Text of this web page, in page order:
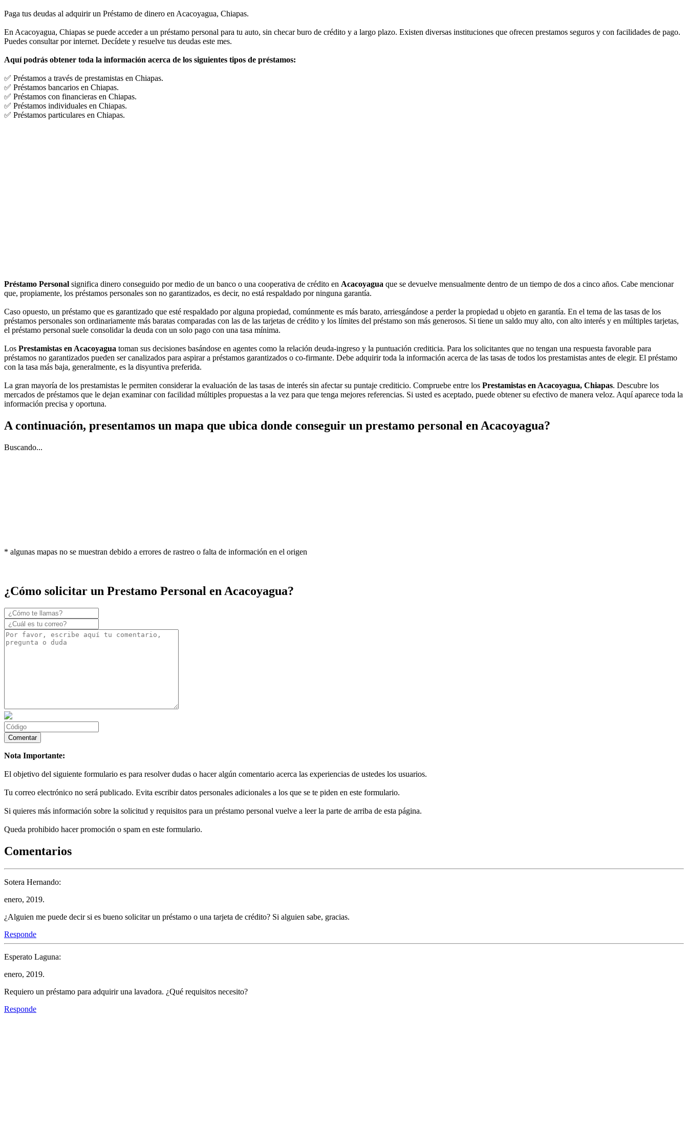
Paga tus deudas al adquirir un Préstamo de dinero en Acacoyagua, Chiapas.
En Acacoyagua, Chiapas se puede acceder a un préstamo personal para tu auto, sin checar buro de crédito y a largo plazo. Existen diversas instituciones que ofrecen prestamos seguros y con facilidades de pago.
Puedes consultar por internet. Decídete y resuelve tus deudas este mes.
Aquí podrás obtener toda la información acerca de los siguientes tipos de préstamos:
✅ Préstamos a través de prestamistas en Chiapas.
✅ Préstamos bancarios en Chiapas.
✅ Préstamos con financieras en Chiapas.
✅ Préstamos individuales en Chiapas.
✅ Préstamos particulares en Chiapas.
Préstamo Personal significa dinero conseguido por medio de un banco o una cooperativa de crédito en Acacoyagua que se devuelve mensualmente dentro de un tiempo de dos a cinco años. Cabe mencionar
que, propiamente, los préstamos personales son no garantizados, es decir, no está respaldado por ninguna garantía.
Caso opuesto, un préstamo que es garantizado que esté respaldado por alguna propiedad, comúnmente es más barato, arriesgándose a perder la propiedad u objeto en garantía. En el tema de las tasas de los
préstamos personales son ordinariamente más baratas comparadas con las de las tarjetas de crédito y los límites del préstamo son más generosos. Si tiene un saldo muy alto, con alto interés y en múltiples tarjetas,
el préstamo personal suele consolidar la deuda con un solo pago con una tasa mínima.
Los Prestamistas en Acacoyagua toman sus decisiones basándose en agentes como la relación deuda-ingreso y la puntuación crediticia. Para los solicitantes que no tengan una respuesta favorable para
préstamos no garantizados pueden ser canalizados para aspirar a préstamos garantizados o co-firmante. Debe adquirir toda la información acerca de las tasas de todos los prestamistas antes de elegir. El préstamo
con la tasa más baja, generalmente, es la disyuntiva preferida.
La gran mayoría de los prestamistas le permiten considerar la evaluación de las tasas de interés sin afectar su puntaje crediticio. Compruebe entre los Prestamistas en Acacoyagua, Chiapas. Descubre los
mercados de préstamos que le dejan examinar con facilidad múltiples propuestas a la vez para que tenga mejores referencias. Si usted es aceptado, puede obtener su efectivo de manera veloz. Aquí aparece toda la
información precisa y oportuna.
A continuación, presentamos un mapa que ubica donde conseguir un prestamo personal en Acacoyagua?
Buscando...
* algunas mapas no se muestran debido a errores de rastreo o falta de información en el origen
¿Cómo solicitar un Prestamo Personal en Acacoyagua?
Nota Importante:
El objetivo del siguiente formulario es para resolver dudas o hacer algún comentario acerca las experiencias de ustedes los usuarios.
Tu correo electrónico no será publicado. Evita escribir datos personales adicionales a los que se te piden en este formulario.
Si quieres más información sobre la solicitud y requisitos para un préstamo personal vuelve a leer la parte de arriba de esta página.
Queda prohibido hacer promoción o spam en este formulario.
Comentarios
Sotera Hernando:
enero, 2019.
¿Alguien me puede decir si es bueno solicitar un préstamo o una tarjeta de crédito? Si alguien sabe, gracias.
Responde
Esperato Laguna:
enero, 2019.
Requiero un préstamo para adquirir una lavadora. ¿Qué requisitos necesito?
Responde